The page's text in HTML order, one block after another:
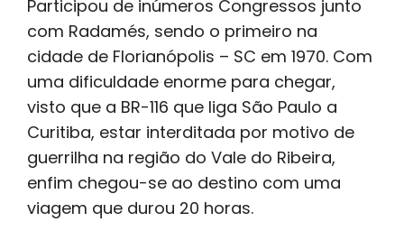
Participou de inúmeros Congressos junto
com Radamés, sendo o primeiro na
cidade de Florianópolis – SC em 1970. Com
uma dificuldade enorme para chegar,
visto que a BR-116 que liga São Paulo a
Curitiba, estar interditada por motivo de
guerrilha na região do Vale do Ribeira,
enfim chegou-se ao destino com uma
viagem que durou 20 horas.